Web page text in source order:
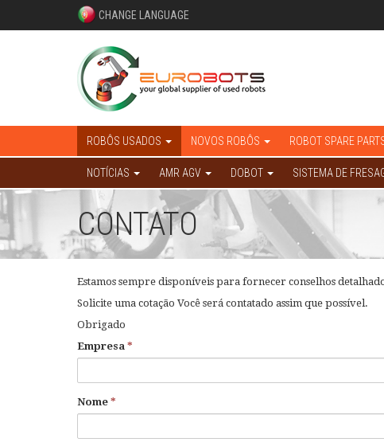
CHANGE LANGUAGE
ROBÔS USADOS NOVOS ROBÔS ROBOT SPARE
NOTÍCIAS AMR AGV DOBOT SISTEMA DE
CONTATO
Estamos sempre disponíveis para fornecer conselhos
Solicite uma cotação Você será contatado assim que possível.
Obrigado
Empresa *
Nome *